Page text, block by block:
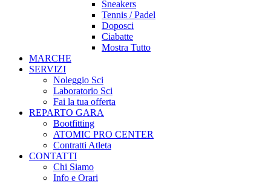
Sneakers
Tennis / Padel
Doposci
Ciabatte
Mostra Tutto
MARCHE
SERVIZI
Noleggio Sci
Laboratorio Sci
Fai la tua offerta
REPARTO GARA
Bootfitting
ATOMIC PRO CENTER
Contratti Atleta
CONTATTI
Chi Siamo
Info e Orari